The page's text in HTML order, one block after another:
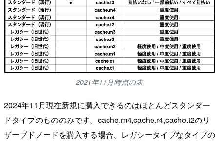
2021年11月時点の表
2024年11月現在新規に購入できるのはほとんどスタンダー
ドタイプのもののみです。cache.m4,cache.r4,cache.t2のリ
ザーブドノードを購入する場合、レガシータイプなタイプの